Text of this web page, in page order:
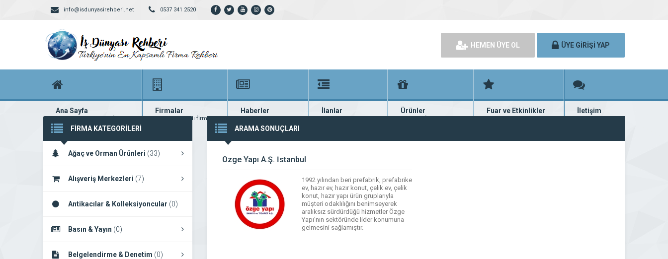
info@isdunyasirehberi.net 0537 341 2520
HEMEN ÜYE OL ÜYE GİRİŞİ YAP
Ana Sayfa
Firma rehberi ana sayfanız
Firmalar
Yüzlerce kayıtlı firma
Haberler
En güncel haberler
İlanlar
Güncel seri ilanlar
Ürünler
Binlerce firma ürünü
Fuar ve Etkinlikler
Fuar ve etkinlik planları
İletişim
Bize ulaşın
FİRMA KATEGORİLERİ
Ağaç ve Orman Ürünleri (33)
Alışveriş Merkezleri (7)
Antikacılar & Kolleksiyoncular (0)
Basın & Yayın (0)
Belgelendirme & Denetim (0)
ARAMA SONUÇLARI
Özge Yapı A.Ş. İstanbul
1992 yılından beri prefabrik, prefabrike
ev, hazır ev, hazır konut, çelik ev, çelik
konut, hazır yapı ürün gruplarıyla
müşteri odaklılığını benimseyerek
aralıksız sürdürdüğü hizmetler Özge
Yapı’nın sektöründe lider konumuna
gelmesini sağlamıştır.